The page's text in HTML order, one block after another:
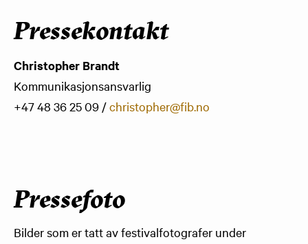
Pressekontakt
Christopher Brandt
Kommunikasjonsansvarlig
+47 48 36 25 09 /christopher@fib.no
Pressefoto
Bilder som er tatt av festivalfotografer under